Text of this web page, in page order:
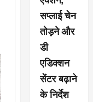
सप्लाई चेन
तोड़ने और
डी
एडिक्शन
सेंटर बढ़ाने
के निर्देश